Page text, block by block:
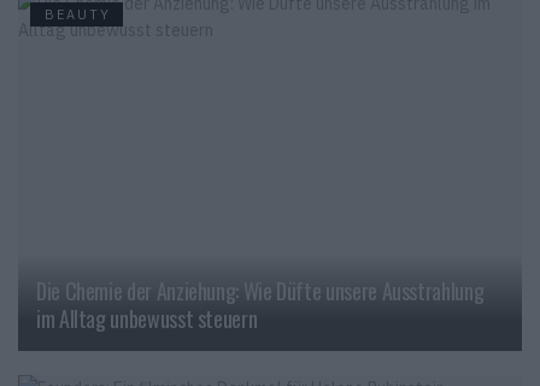
BEAUTY
Die Chemie der Anziehung: Wie Düfte unsere Ausstrahlung
im Alltag unbewusst steuern